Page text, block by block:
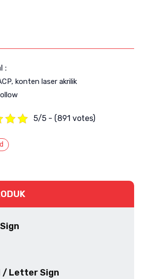
:
konten laser akrilik
5/5 - (891 votes)
/ Letter Sign